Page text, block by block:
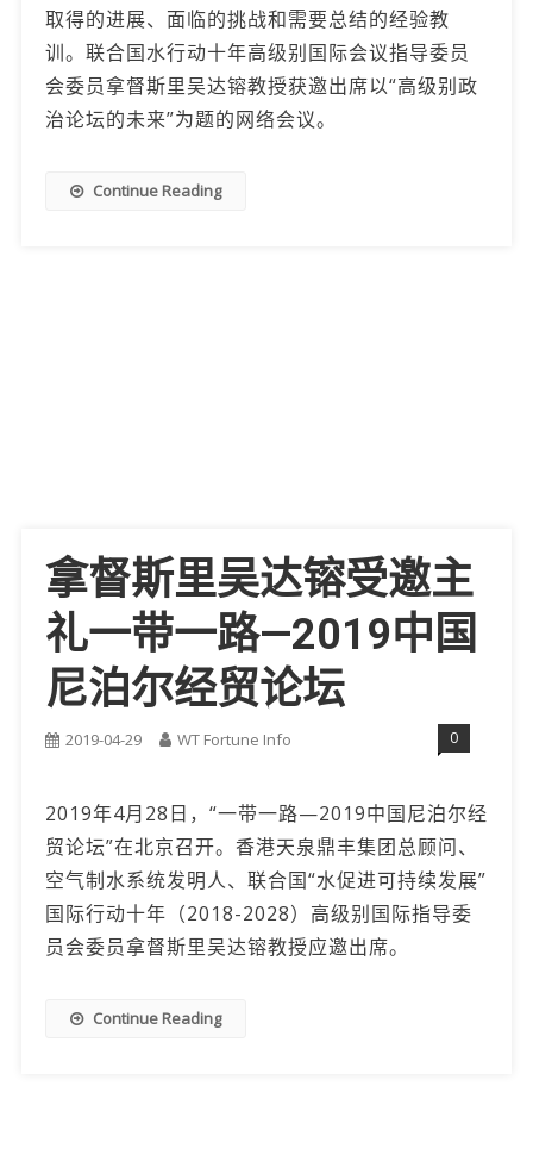
取得的进展、面临的挑战和需要总结的经验教
训。联合国水行动十年高级别国际会议指导委员
会委员拿督斯里吴达镕教授获邀出席以“高级别政
治论坛的未来”为题的网络会议。
Continue Reading
拿督斯里吴达镕受邀主
礼一带一路—2019中国
尼泊尔经贸论坛
2019-04-29 WT Fortune Info 0
2019年4月28日，“一带一路—2019中国尼泊尔经
贸论坛”在北京召开。香港天泉鼎丰集团总顾问、
空气制水系统发明人、联合国“水促进可持续发展”
国际行动十年（2018-2028）高级别国际指导委
员会委员拿督斯里吴达镕教授应邀出席。
Continue Reading